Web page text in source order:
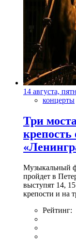
14 августа,
концерты
Три
крепость
Музыкальный
пройдет в
выступят 14,
крепости и на
Рейтинг: